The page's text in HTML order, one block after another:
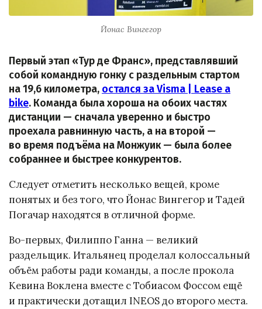
Йонас Вингегор
Первый этап «Тур де Франс», представлявший
собой командную гонку с раздельным стартом
на 19,6 километра, остался за Visma | Lease a
bike. Команда была хороша на обоих частях
дистанции — сначала уверенно и быстро
проехала равнинную часть, а на второй —
во время подъёма на Монжуик — была более
собраннее и быстрее конкурентов.
Следует отметить несколько вещей, кроме
понятых и без того, что Йонас Вингегор и Тадей
Погачар находятся в отличной форме.
Во-первых, Филиппо Ганна — великий
раздельщик. Итальянец проделал колоссальный
объём работы ради команды, а после прокола
Кевина Воклена вместе с Тобиасом Фоссом ещё
и практически дотащил INEOS до второго места.